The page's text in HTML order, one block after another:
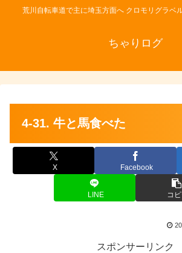
荒川自転車道で主に埼玉方面へ クロモリグラベ
ちゃりログ
4-31. 牛と馬食べた
X Facebook
LINE コ
スポンサーリンク